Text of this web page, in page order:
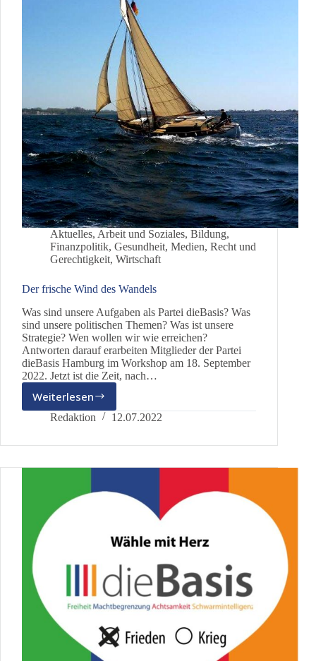
Aktuelles, Arbeit und Soziales, Bildung,
Finanzpolitik, Gesundheit, Medien, Recht und
Gerechtigkeit, Wirtschaft
Der frische Wind des Wandels
Was sind unsere Aufgaben als Partei dieBasis? Was
sind unsere politischen Themen? Was ist unsere
Strategie? Wen wollen wir wie erreichen?
Antworten darauf erarbeiten Mitglieder der Partei
dieBasis Hamburg im Workshop am 18. September
2022. Jetzt ist die Zeit, nach…
Weiterlesen
Der
frische
des
Redaktion 12.07.2022